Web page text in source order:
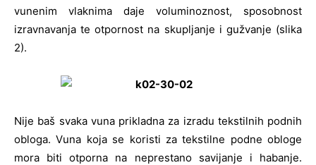
vunenim vlaknima daje voluminoznost, sposobnost
izravnavanja te otpornost na skupljanje i gužvanje (slika
2).
Nije baš svaka vuna prikladna za izradu tekstilnih podnih
obloga. Vuna koja se koristi za tekstilne podne obloge
mora biti otporna na neprestano savijanje i habanje.